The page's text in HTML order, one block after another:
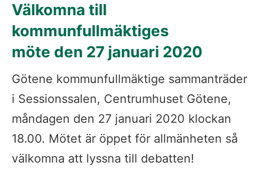
Välkomna till
kommunfullmäktiges
möte den 27 januari 2020
Götene kommunfullmäktige sammanträder
i Sessionssalen, Centrumhuset Götene,
måndagen den 27 januari 2020 klockan
18.00. Mötet är öppet för allmänheten så
välkomna att lyssna till debatten!